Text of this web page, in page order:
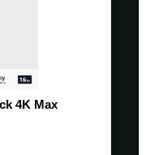
4K Max